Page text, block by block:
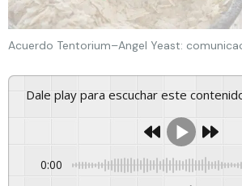
Acuerdo Tentorium–Angel Yeast:
Dale play para escuchar este
0:00